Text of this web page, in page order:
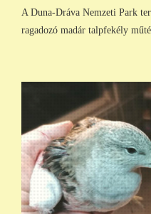
A Duna-Dráva Nemzeti Park
ragadozó madár talpfekély